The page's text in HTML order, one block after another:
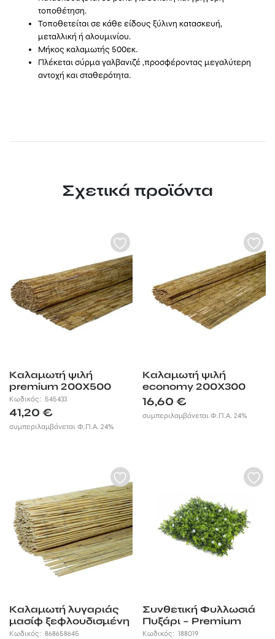
τοποθέτηση.
Τοποθετείται σε κάθε είδους ξύλινη κατασκευή,
μεταλλική ή αλουμινίου.
Μήκος καλαμωτής 500εκ.
Πλέκεται σύρμα γαλβανιζέ ,προσφέροντας μεγαλύτερη
αντοχή και σταθερότητα.
Σχετικά προϊόντα
Καλαμωτή ψιλή
premium 200X500
Κωδικός: 545433
41,20 €
συμπεριλαμβάνεται Φ.Π.Α. 24%
Καλαμωτή ψιλή
economy 200X300
16,60€
συμπεριλαμβάνεται Φ.Π.Α. 24%
Καλαμωτή λυγαριάς
μασίφ ξεφλουδισμένη
200×500 Ø5-12 mm
Κωδικός: 868658645
Συνθετική Φυλλωσιά
Πυξάρι – Premium
50×50εκ.
Κωδικός:188019